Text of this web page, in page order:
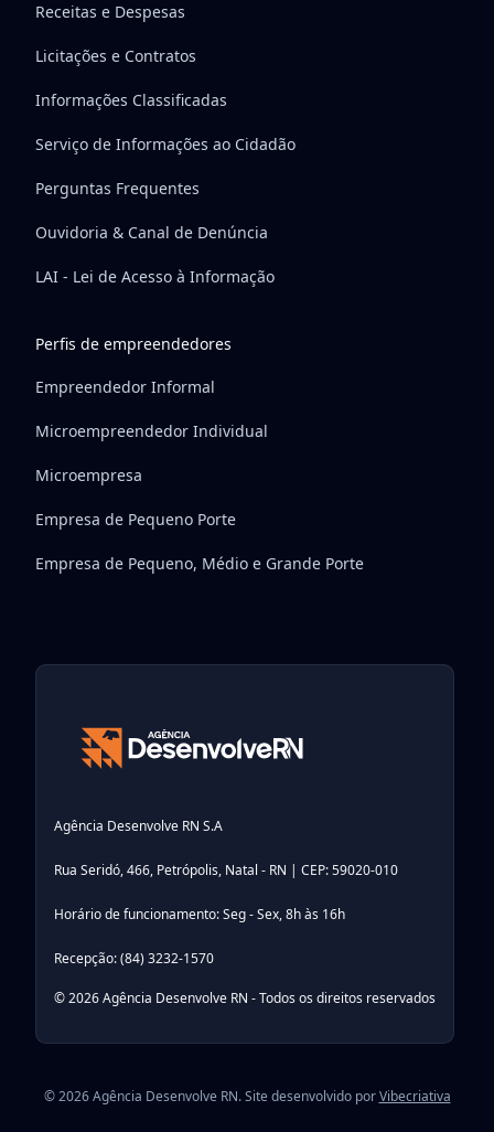
Agência Desenvolve RN S.A
Rua Seridó, 466, Petrópolis, Natal - RN | CEP: 59020-010
Horário de funcionamento: Seg - Sex, 8h às 16h
Recepção: (84) 3232-1570
© 2026 Agência Desenvolve RN - Todos os direitos reservados
Receitas e Despesas
Licitações e Contratos
Informações Classificadas
Serviço de Informações ao Cidadão
Perguntas Frequentes
Ouvidoria & Canal de Denúncia
LAI - Lei de Acesso à Informação
Perfis de empreendedores
Empreendedor Informal
Microempreendedor Individual
Microempresa
Empresa de Pequeno Porte
Empresa de Pequeno, Médio e Grande Porte
© 2026 Agência Desenvolve RN. Site desenvolvido porVibecriativa